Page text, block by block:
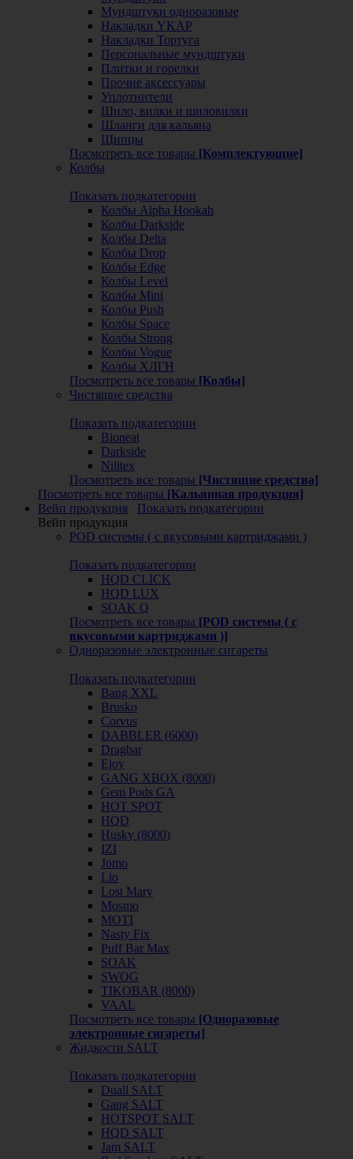
Мундштуки одноразовые
Накладки YKAP
Накладки Тортуга
Персональные мундштуки
Плитки и горелки
Прочие аксессуары
Уплотнители
Шило, вилки и шиловилки
Шланги для кальяна
Щипцы
Посмотреть все товары [Комплектующие]
Колбы
Показать подкатегории
Колбы Alpha Hookah
Колбы Darkside
Колбы Delta
Колбы Drop
Колбы Edge
Колбы Level
Колбы Mini
Колбы Push
Колбы Space
Колбы Strong
Колбы Vogue
Колбы ХЛГН
Посмотреть все товары [Колбы]
Чистящие средства
Показать подкатегории
Bioneat
Darkside
Nilitex
Посмотреть все товары [Чистящие средства]
Посмотреть все товары [Кальянная продукция]
Вейп продукция
Показать подкатегории
Вейп продукция
POD системы ( с вкусовыми картриджами )
Показать подкатегории
HQD CLICK
HQD LUX
SOAK Q
Посмотреть все товары [POD системы ( с
вкусовыми картриджами )]
Одноразовые электронные сигареты
Показать подкатегории
Bang XXL
Brusko
Corvus
DABBLER (6000)
Dragbar
Ejoy
GANG XBOX (8000)
Gem Pods GA
HOT SPOT
HQD
Husky (8000)
IZI
Jomo
Lio
Lost Mary
Mosmo
MOTI
Nasty Fix
Puff Bar Max
SOAK
SWOG
TIKOBAR (8000)
VAAL
Посмотреть все товары [Одноразовые
электронные сигареты]
Жидкости SALT
Показать подкатегории
Duall SALT
Gang SALT
HOTSPOT SALT
HQD SALT
Jam SALT